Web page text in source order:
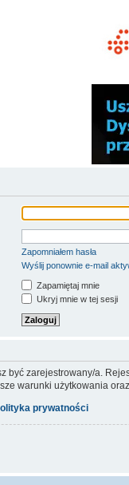
Zapomniałem hasła
Wyślij ponownie e-mail
Zapamiętaj mnie
Ukryj mnie w tej sesji
być zarejestrowany/a.
warunki użytkowania
prywatności